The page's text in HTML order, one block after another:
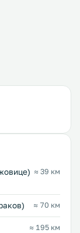
≈ 39 км
≈ 70 км
≈ 195 км